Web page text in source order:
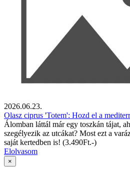
2026.06.23.
Olasz ciprus 'Totem': Hozd el a
Álomban láttál már egy toszkán tájat,
szegélyezik az utcákat? Most ezt a
saját kertedben is! (3.490Ft.-)
Elolvasom
×